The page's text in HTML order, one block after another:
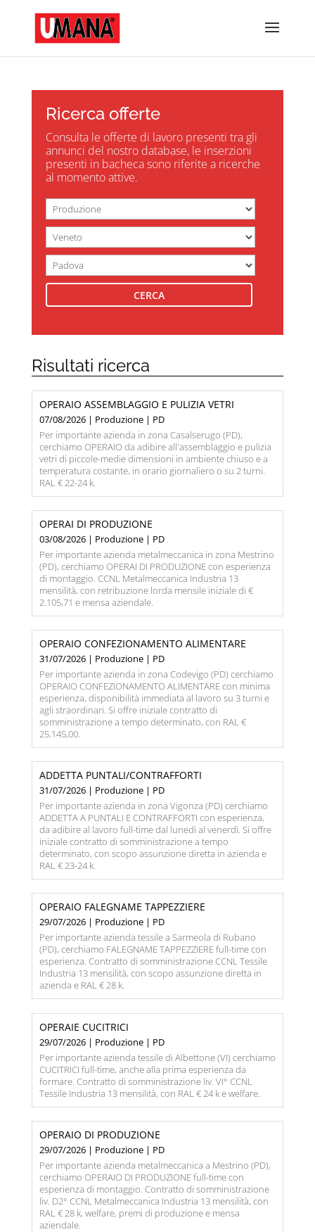
Ricerca offerte
Consulta le offerte di lavoro presenti tra gli
annunci del nostro database, le inserzioni
presenti in bacheca sono riferite a ricerche
al momento attive.
Risultati ricerca
OPERAIO ASSEMBLAGGIO E PULIZIA VETRI
07/08/2026 | Produzione | PD
Per importante azienda in zona Casalserugo (PD),
cerchiamo OPERAIO da adibire all'assemblaggio e pulizia
vetri di piccole-medie dimensioni in ambiente chiuso e a
temperatura costante, in orario giornaliero o su 2 turni.
RAL € 22-24 k.
OPERAI DI PRODUZIONE
03/08/2026 | Produzione | PD
Per importante azienda metalmeccanica in zona Mestrino
(PD), cerchiamo OPERAI DI PRODUZIONE con esperienza
di montaggio. CCNL Metalmeccanica Industria 13
mensilità, con retribuzione lorda mensile iniziale di €
2.105,71 e mensa aziendale.
OPERAIO CONFEZIONAMENTO ALIMENTARE
31/07/2026 | Produzione | PD
Per importante azienda in zona Codevigo (PD) cerchiamo
OPERAIO CONFEZIONAMENTO ALIMENTARE con minima
esperienza, disponibilità immediata al lavoro su 3 turni e
agli straordinari. Si offre iniziale contratto di
somministrazione a tempo determinato, con RAL €
25.145,00.
ADDETTA PUNTALI/CONTRAFFORTI
31/07/2026 | Produzione | PD
Per importante azienda in zona Vigonza (PD) cerchiamo
ADDETTA A PUNTALI E CONTRAFFORTI con esperienza,
da adibire al lavoro full-time dal lunedì al venerdì. Si offre
iniziale contratto di somministrazione a tempo
determinato, con scopo assunzione diretta in azienda e
RAL € 23-24 k.
OPERAIO FALEGNAME TAPPEZZIERE
29/07/2026 | Produzione | PD
Per importante azienda tessile a Sarmeola di Rubano
(PD), cerchiamo FALEGNAME TAPPEZZIERE full-time con
esperienza. Contratto di somministrazione CCNL Tessile
Industria 13 mensilità, con scopo assunzione diretta in
azienda e RAL € 28 k.
OPERAIE CUCITRICI
29/07/2026 | Produzione | PD
Per importante azienda tessile di Albettone (VI) cerchiamo
CUCITRICI full-time, anche alla prima esperienza da
formare. Contratto di somministrazione liv. VI° CCNL
Tessile Industria 13 mensilità, con RAL € 24 k e welfare.
OPERAIO DI PRODUZIONE
29/07/2026 | Produzione | PD
Per importante azienda metalmeccanica a Mestrino (PD),
cerchiamo OPERAIO DI PRODUZIONE full-time con
esperienza di montaggio. Contratto di somministrazione
liv. D2° CCNL Metalmeccanica Industria 13 mensilità, con
RAL € 28 k, welfare, premi di produzione e mensa
aziendale.